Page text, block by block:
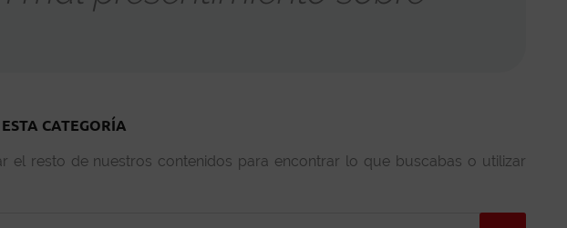
CATEGORÍA
el resto de nuestros contenidos para encontrar lo que buscabas o utilizar